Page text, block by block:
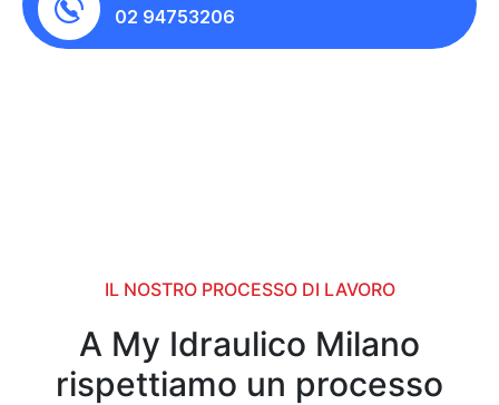
02 94753206
IL NOSTRO PROCESSO DI LAVORO
A My Idraulico Milano
rispettiamo un processo